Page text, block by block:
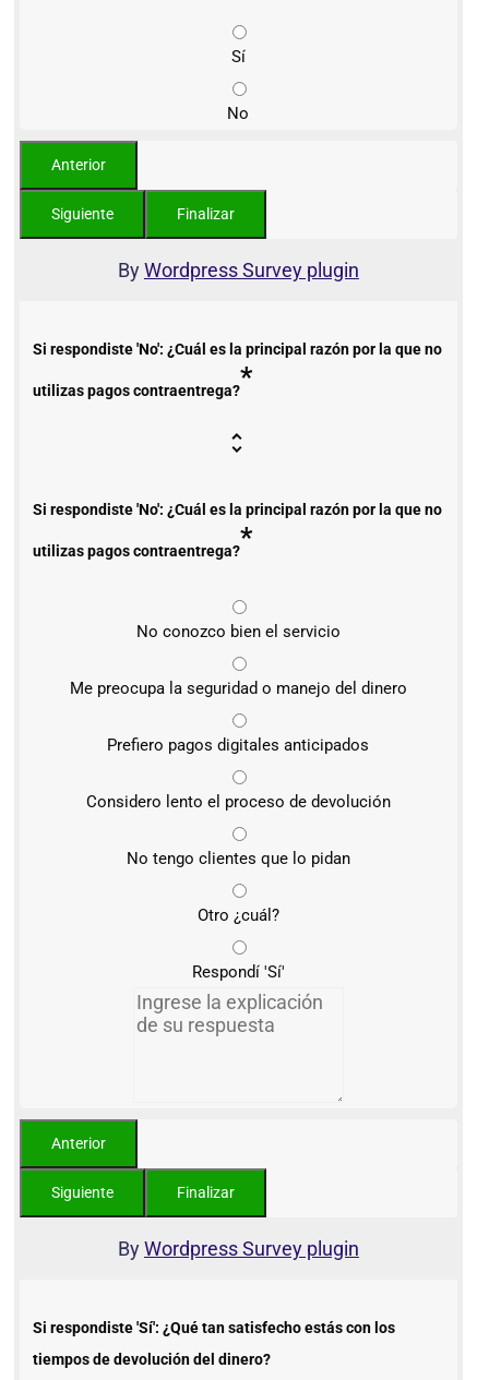
Sí
No
ByWordpress Survey plugin
Si respondiste 'No': ¿Cuál es la principal razón por la que no
utilizas pagos contraentrega?*
Si respondiste 'No': ¿Cuál es la principal razón por la que no
utilizas pagos contraentrega?*
No conozco bien el servicio
Me preocupa la seguridad o manejo del dinero
Prefiero pagos digitales anticipados
Considero lento el proceso de devolución
No tengo clientes que lo pidan
Otro ¿cuál?
Respondí 'Sí'
ByWordpress Survey plugin
Si respondiste 'Sí': ¿Qué tan satisfecho estás con los
tiempos de devolución del dinero?